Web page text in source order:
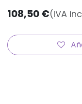
108,50€(IVA